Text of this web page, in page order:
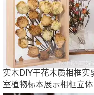
实木DIY干花木质相框实
室植物标本展示相框立